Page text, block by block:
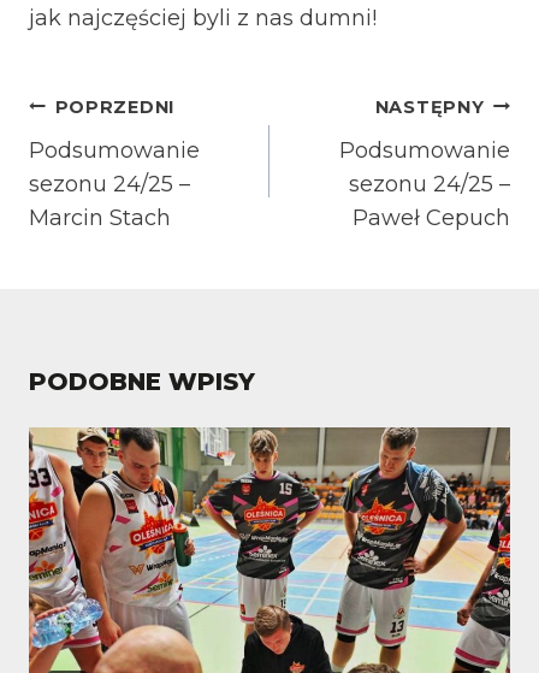
jak najczęściej byli z nas dumni!
NAWIGACJA
WPISU
POPRZEDNI
Podsumowanie
sezonu 24/25 –
Marcin Stach
NASTĘPNY
Podsumowanie
sezonu 24/25 –
Paweł Cepuch
PODOBNE WPISY